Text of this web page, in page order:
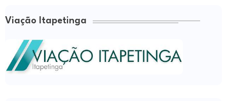
Viação Itapetinga